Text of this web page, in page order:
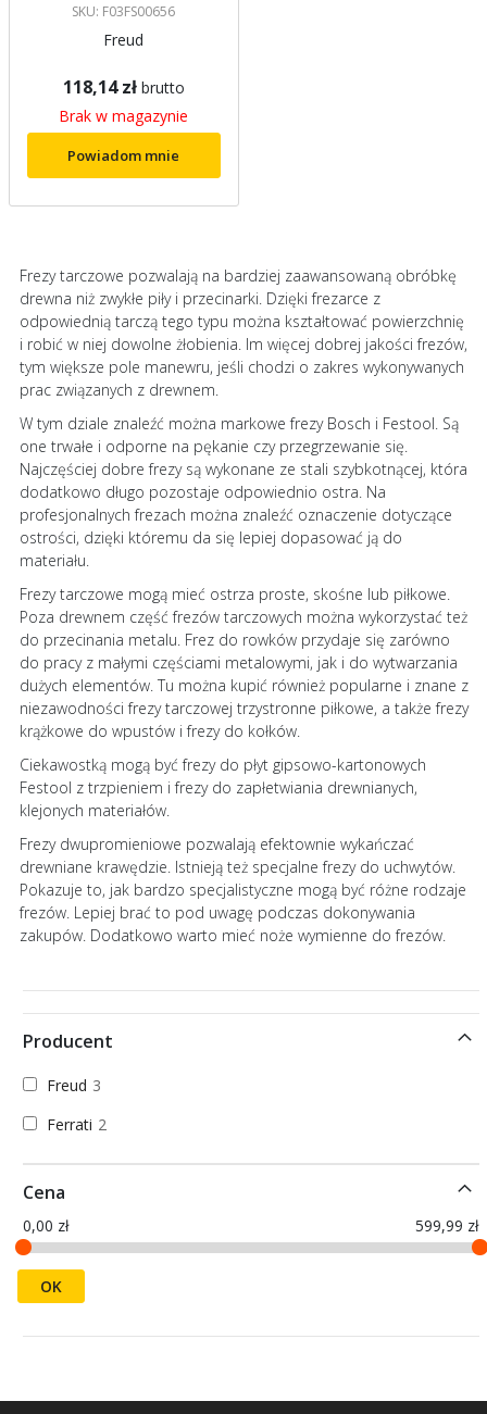
SKU: F03FS00656
Freud
118,14 zł brutto
Brak w magazynie
Powiadom mnie
Frezy tarczowe pozwalają na bardziej zaawansowaną obróbkę
drewna niż zwykłe piły i przecinarki. Dzięki frezarce z
odpowiednią tarczą tego typu można kształtować powierzchnię
i robić w niej dowolne żłobienia. Im więcej dobrej jakości frezów,
tym większe pole manewru, jeśli chodzi o zakres wykonywanych
prac związanych z drewnem.
W tym dziale znaleźć można markowe frezy Bosch i Festool. Są
one trwałe i odporne na pękanie czy przegrzewanie się.
Najczęściej dobre frezy są wykonane ze stali szybkotnącej, która
dodatkowo długo pozostaje odpowiednio ostra. Na
profesjonalnych frezach można znaleźć oznaczenie dotyczące
ostrości, dzięki któremu da się lepiej dopasować ją do
materiału.
Frezy tarczowe mogą mieć ostrza proste, skośne lub piłkowe.
Poza drewnem część frezów tarczowych można wykorzystać też
do przecinania metalu. Frez do rowków przydaje się zarówno
do pracy z małymi częściami metalowymi, jak i do wytwarzania
dużych elementów. Tu można kupić również popularne i znane z
niezawodności frezy tarczowej trzystronne piłkowe, a także frezy
krążkowe do wpustów i frezy do kołków.
Ciekawostką mogą być frezy do płyt gipsowo-kartonowych
Festool z trzpieniem i frezy do zapłetwiania drewnianych,
klejonych materiałów.
Frezy dwupromieniowe pozwalają efektownie wykańczać
drewniane krawędzie. Istnieją też specjalne frezy do uchwytów.
Pokazuje to, jak bardzo specjalistyczne mogą być różne rodzaje
frezów. Lepiej brać to pod uwagę podczas dokonywania
zakupów. Dodatkowo warto mieć noże wymienne do frezów.
Producent
Freud 3
Ferrati 2
Cena
0,00 zł 599,99 zł
OK